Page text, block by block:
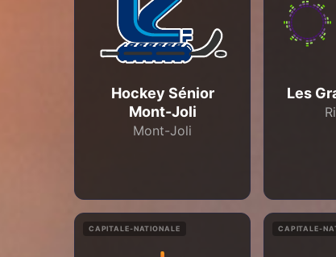
Hockey Sénior
Mont-Joli
Mont-Joli
Les
CAPITALE-NATIONALE CAPITALE-